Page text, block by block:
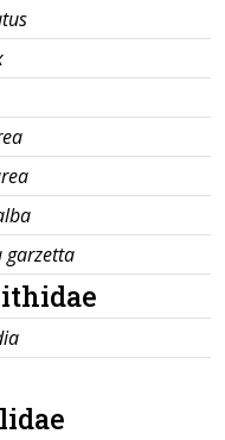
garzetta